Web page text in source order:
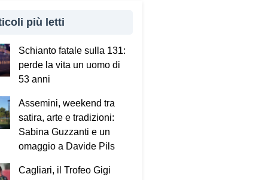
più letti
Schianto fatale sulla 131:
perde la vita un uomo di
53 anni
Assemini, weekend tra
satira, arte e tradizioni:
Sabina Guzzanti e un
omaggio a Davide Pils
Cagliari, il Trofeo Gigi